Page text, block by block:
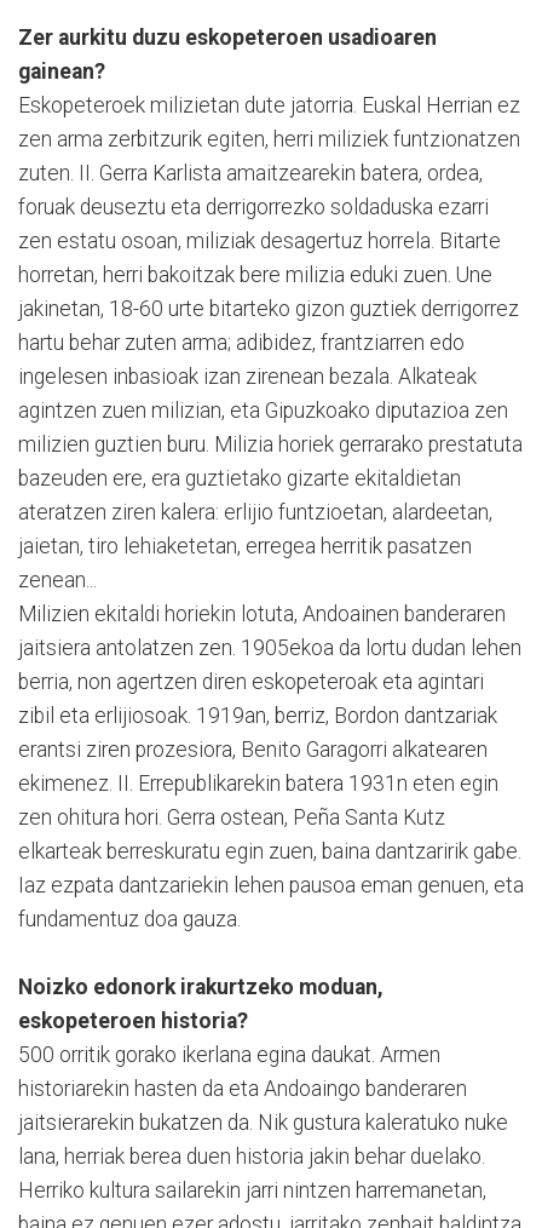
Zer aurkitu duzu eskopeteroen usadioaren
gainean?
Eskopeteroek milizietan dute jatorria. Euskal Herrian ez
zen arma zerbitzurik egiten, herri miliziek funtzionatzen
zuten. II. Gerra Karlista amaitzearekin batera, ordea,
foruak deuseztu eta derrigorrezko soldaduska ezarri
zen estatu osoan, miliziak desagertuz horrela. Bitarte
horretan, herri bakoitzak bere milizia eduki zuen. Une
jakinetan, 18-60 urte bitarteko gizon guztiek derrigorrez
hartu behar zuten arma; adibidez, frantziarren edo
ingelesen inbasioak izan zirenean bezala. Alkateak
agintzen zuen milizian, eta Gipuzkoako diputazioa zen
milizien guztien buru. Milizia horiek gerrarako prestatuta
bazeuden ere, era guztietako gizarte ekitaldietan
ateratzen ziren kalera: erlijio funtzioetan, alardeetan,
jaietan, tiro lehiaketetan, erregea herritik pasatzen
zenean...
Milizien ekitaldi horiekin lotuta, Andoainen banderaren
jaitsiera antolatzen zen. 1905ekoa da lortu dudan lehen
berria, non agertzen diren eskopeteroak eta agintari
zibil eta erlijiosoak. 1919an, berriz, Bordon dantzariak
erantsi ziren prozesiora, Benito Garagorri alkatearen
ekimenez. II. Errepublikarekin batera 1931n eten egin
zen ohitura hori. Gerra ostean, Peña Santa Kutz
elkarteak berreskuratu egin zuen, baina dantzaririk gabe.
Iaz ezpata dantzariekin lehen pausoa eman genuen, eta
fundamentuz doa gauza.
Noizko edonork irakurtzeko moduan,
eskopeteroen historia?
500 orritik gorako ikerlana egina daukat. Armen
historiarekin hasten da eta Andoaingo banderaren
jaitsierarekin bukatzen da. Nik gustura kaleratuko nuke
lana, herriak berea duen historia jakin behar duelako.
Herriko kultura sailarekin jarri nintzen harremanetan,